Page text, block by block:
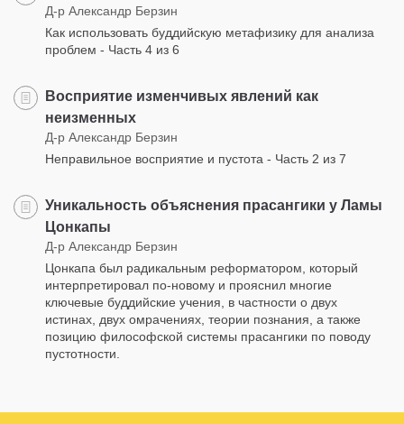
Д-р Александр Берзин
Как использовать буддийскую метафизику для анализа
проблем - Часть 4 из 6
Восприятие изменчивых явлений как
неизменных
Д-р Александр Берзин
Неправильное восприятие и пустота - Часть 2 из 7
Уникальность объяснения прасангики у Ламы
Цонкапы
Д-р Александр Берзин
Цонкапа был радикальным реформатором, который
интерпретировал по-новому и прояснил многие
ключевые буддийские учения, в частности о двух
истинах, двух омрачениях, теории познания, а также
позицию философской системы прасангики по поводу
пустотности.